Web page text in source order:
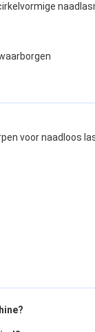
voor naadloos